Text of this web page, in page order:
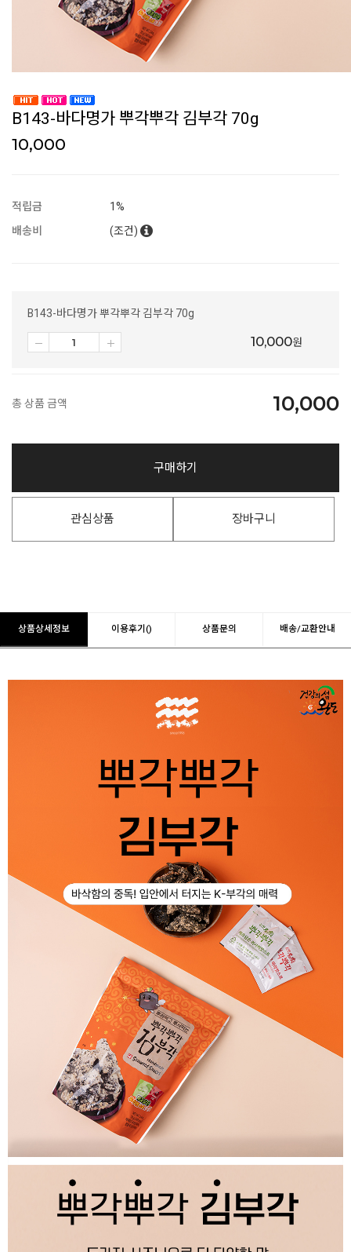
B143-바다명가 뿌각뿌각 김부각 70g
10,000
적립금
1%
배송비
(조건)
B143-바다명가 뿌각뿌각 김부각 70g
10,000원
총 상품 금액 10,000
구매하기
관심상품 장바구니
상품상세정보 이용후기() 상품문의 배송/교환안내